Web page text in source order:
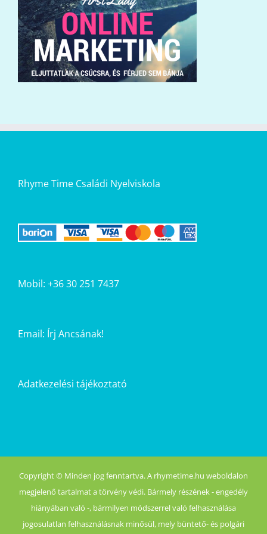
Rhyme Time Családi Nyelviskola
Mobil: +36 30 251 7437
Email: Írj Ancsának!
Adatkezelési tájékoztató
Copyright © Minden jog fenntartva. A rhymetime.hu weboldalon
megjelenő tartalmat a törvény védi. Bármely részének - engedély
hiányában való -, bármilyen módszerrel való felhasználása
jogosulatlan felhasználásnak minősül, mely büntető- és polgári